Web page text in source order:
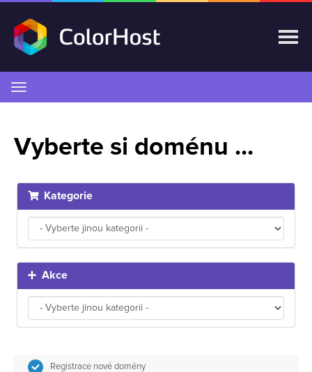
navigaci
Vyberte si doménu ...
Kategorie
Akce
Registrace nové domény